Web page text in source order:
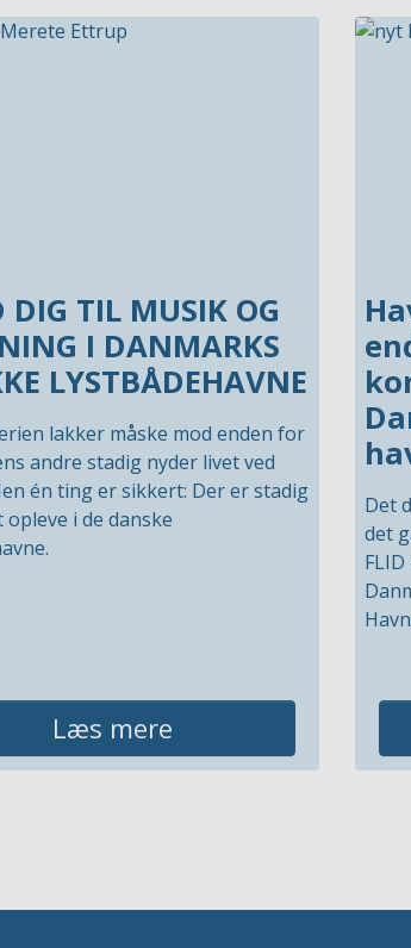
TIL MUSIK OG
I DANMARKS
LYSTBÅDEHAVNE
lakker måske mod enden for
andre stadig nyder livet ved
én ting er sikkert: Der er stadig
opleve i de danske
Læs mere
Det
det